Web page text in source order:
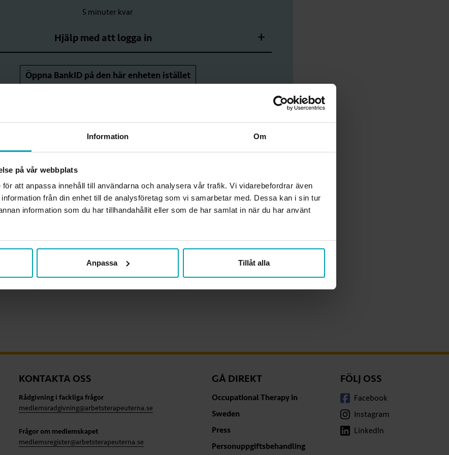
Information Om
på vår webbplats
att anpassa innehåll till användarna och analysera vår trafik. Vi vidarebefordrar även
från din enhet till de analysföretag som vi samarbetar med. Dessa kan i sin tur
information som du har tillhandahållit eller som de har samlat in när du har använt
Anpassa Tillåt alla
5 minuter kvar
Hjälp med att logga in
Öppna BankID på den här enheten istället
medlem nu?
innehållet påMin sidabehöver du vara medlem i Sveriges
Här kan du läsa om alla medlemsförmåner
KONTAKTA OSS
Rådgivning i fackliga frågor
medlemsradgivning@arbetsterapeuterna.se
Frågor om medlemskapet
medlemsregister@arbetsterapeuterna.se
GÅ DIREKT
Occupational Therapy in
Sweden
Press
Personuppgiftsbehandling
FÖLJ OSS
Facebook
Instagram
LinkedIn